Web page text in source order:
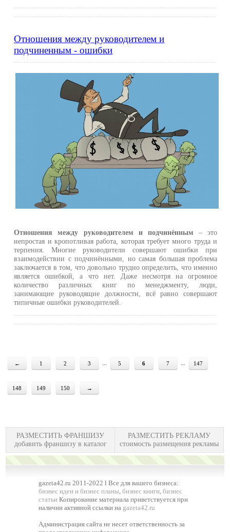
Отношения между руководителем и
подчиненным - ошибки
Отношения между руководителем и подчинённым – это
непростая и кропотливая работа, которая требует много труда и
терпения. Многие руководители совершают ошибки при
взаимодействии с подчинёнными, но самая большая проблема
заключается в том, что довольно трудно определить, что именно
является ошибкой, а что нет. Даже несмотря на огромное
количество различных книг по менеджменту, люди,
занимающие руководящие должности, всё равно совершают
типичные ошибки руководителей.
← 1 2 3 5 6 7 147
148 149 150 →
РАЗМЕСТИТЬ ФРАНШИЗУ
добавить франшизу в каталог
РАЗМЕСТИТЬ РЕКЛАМУ
стоимость размещения рекламы
gazeta42.ru 2011-2022 l Все для вашего бизнеса:
бизнес идеи и бизнес планы,бизнес книги,бизнес
статьи Копирование материала приветствуется при
наличии активной ссылки на gazeta42.ru
Администрация сайта не несет ответственность за